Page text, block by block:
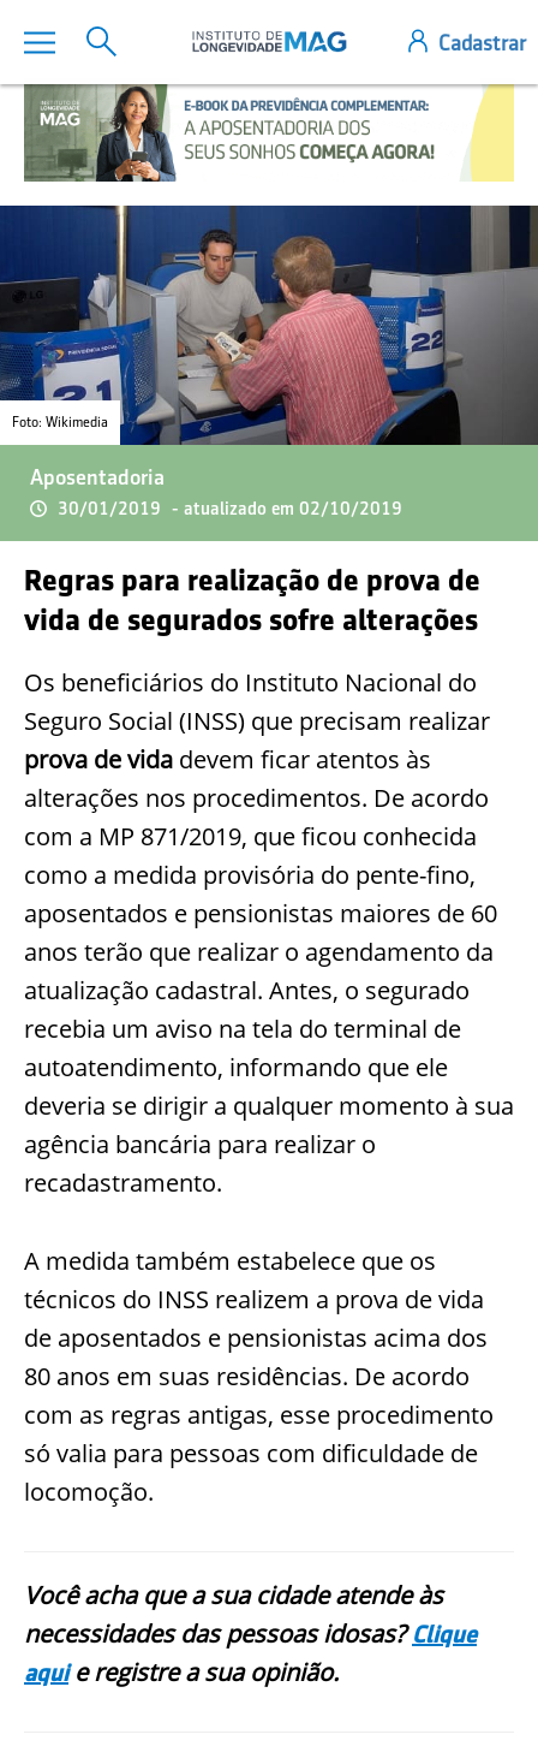
Foto: Wikimedia
Aposentadoria
30/01/2019 - atualizado em 02/10/2019
Regras para realização de prova de
vida de segurados sofre alterações
Os beneficiários do Instituto Nacional do
Seguro Social (INSS) que precisam realizar
prova de vida devem ficar atentos às
alterações nos procedimentos. De acordo
com a MP 871/2019, que ficou conhecida
como a medida provisória do pente-fino,
aposentados e pensionistas maiores de 60
anos terão que realizar o agendamento da
atualização cadastral. Antes, o segurado
recebia um aviso na tela do terminal de
autoatendimento, informando que ele
deveria se dirigir a qualquer momento à sua
agência bancária para realizar o
recadastramento.
A medida também estabelece que os
técnicos do INSS realizem a prova de vida
de aposentados e pensionistas acima dos
80 anos em suas residências. De acordo
com as regras antigas, esse procedimento
só valia para pessoas com dificuldade de
locomoção.
Você acha que a sua cidade atende às
necessidades das pessoas idosas?Clique
aquie registre a sua opinião.